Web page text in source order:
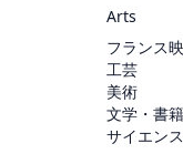
Arts
フランス
工芸
美術
文学・書籍
サイエンス